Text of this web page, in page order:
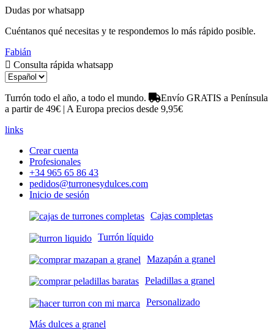
Dudas por whatsapp
Cuéntanos qué necesitas y te respondemos lo más rápido posible.
Fabián
Consulta rápida whatsapp
Turrón todo el año, a todo el mundo.
Envío GRATIS a Península
a partir de 49€ | A Europa precios desde 9,95€
links
Crear cuenta
Profesionales
+34 965 65 86 43
pedidos@turronesydulces.com
Inicio de sesión
Cajas completas
Turrón líquido
Mazapán a granel
Peladillas a granel
Personalizado
Más dulces a granel